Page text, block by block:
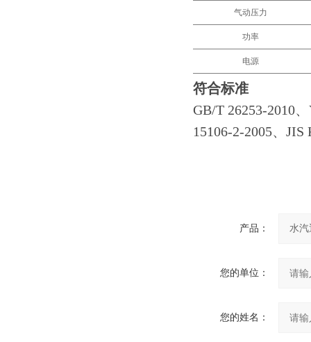
气动压力
功率
电源
符合标准
GB/T 26253-2010
15106-2-2005、JIS
产品：
您的单位：
您的姓名：